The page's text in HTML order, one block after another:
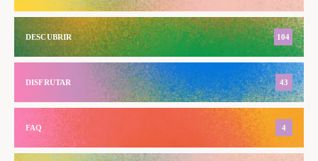
DESCUBRIR 104
DISFRUTAR 43
FAQ 4